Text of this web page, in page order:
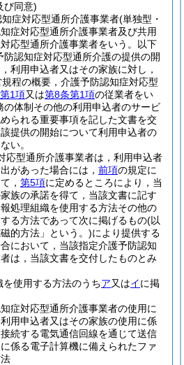
び同意)
症対応型通所介護事業者(単独型・
症対応型通所介護事業者及び共用
応型通所介護事業者をいう。以下
防認知症対応型通所介護の提供の開
利用申込者又はその家族に対し，
程の概要，介護予防認知症対応型
1項又は第8条第1項の従業者をい
の体制その他の利用申込者のサービ
られる重要事項を記した文書を交
提供の開始について利用申込者の
い。
応型通所介護事業者は，利用申込者
があった場合には， 前項の規定に
， 第5項に定めるところにより，当
族の承諾を得て，当該文書に記す
処理組織を使用する方法その他の
る方法であって次に掲げるもの(以
的方法」という。)により提供する
において，当該指定介護予防認知
は，当該文書を交付したものとみ
を使用する方法のうちア又はイに掲
症対応型通所介護事業者の使用に
用申込者又はその家族の使用に係
続する電気通信回線を通じて送信
係る電子計算機に備えられたファ